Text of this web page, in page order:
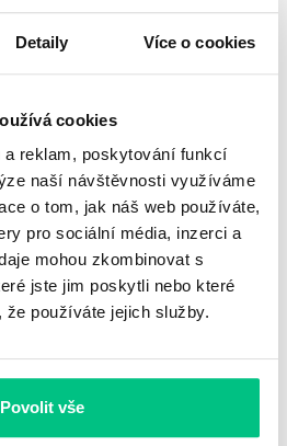
Detaily Více o cookies
cookies
a reklam, poskytování funkcí
naší návštěvnosti využíváme
o tom, jak náš web používáte,
pro sociální média, inzerci a
mohou zkombinovat s
jste jim poskytli nebo které
používáte jejich služby.
Povolit vše
článků